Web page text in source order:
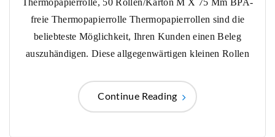
Thermopapierrolle, 50 Rollen/Karton M X 75 Mm BPA-
freie Thermopapierrolle Thermopapierrollen sind die
beliebteste Möglichkeit, Ihren Kunden einen Beleg
auszuhändigen. Diese allgegenwärtigen kleinen Rollen
Continue Reading